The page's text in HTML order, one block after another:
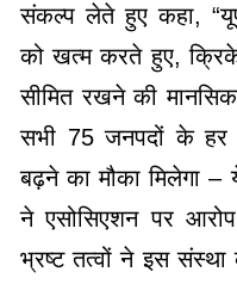
संकल्प लेते हुए कहा,
को खत्म करते हुए,
सीमित रखने की
सभी 75 जनपदों के हर
बढ़ने का मौका मिलेगा –
ने एसोसिएशन पर
भ्रष्ट तत्वों ने इस संस्था